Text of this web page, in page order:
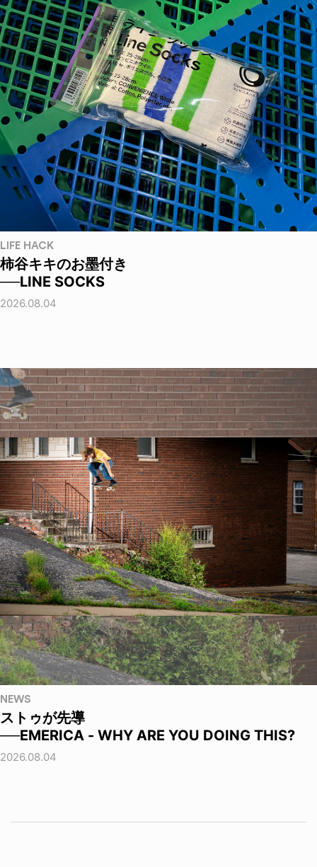
LIFE HACK
柿谷キキのお墨付き
──LINE SOCKS
2026.08.04
NEWS
ストゥが先導
──EMERICA - WHY ARE YOU DOING THIS?
2026.08.04